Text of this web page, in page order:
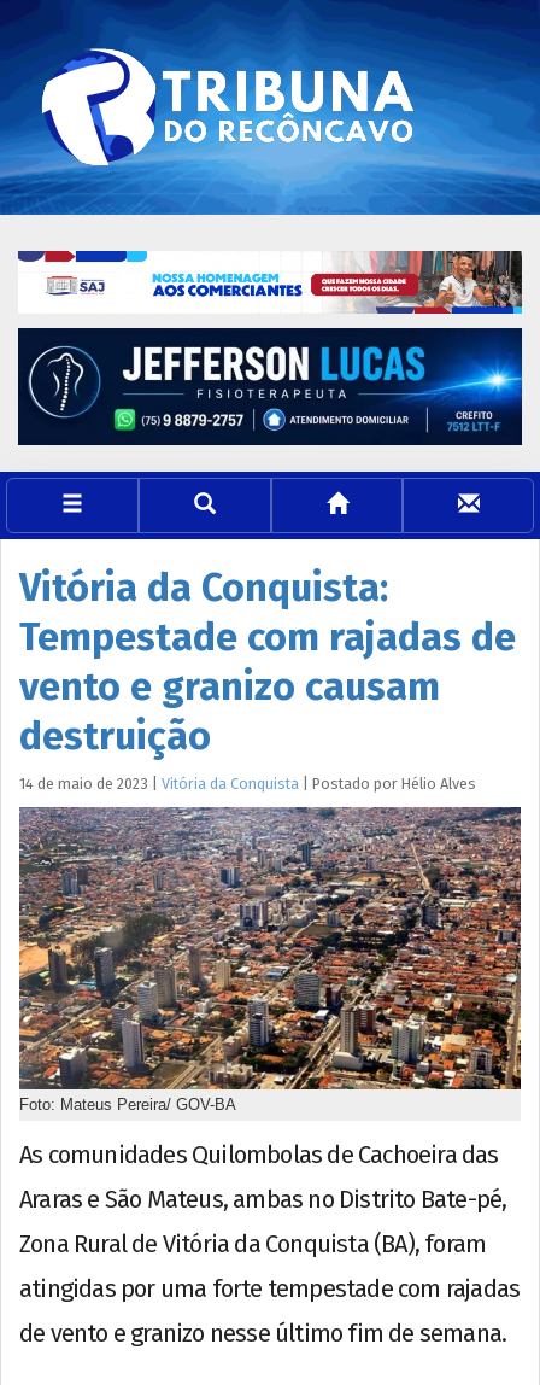
Vitória da Conquista:
Tempestade com rajadas de
vento e granizo causam
destruição
14 de maio de 2023 Vitória da Conquista Postado por Hélio Alves
Foto: Mateus Pereira/ GOV-BA
As comunidades Quilombolas de Cachoeira das
Araras e São Mateus, ambas no Distrito Bate-pé,
Zona Rural de Vitória da Conquista (BA), foram
atingidas por uma forte tempestade com rajadas
de vento e granizo nesse último fim de semana.